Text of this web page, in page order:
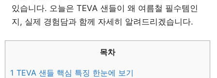
있습니다. 오늘은 TEVA 샌들이 왜 여름철 필수템인
지, 실제 경험담과 함께 자세히 알려드리겠습니다.
목차
1 TEVA 샌들 핵심 특징 한눈에 보기